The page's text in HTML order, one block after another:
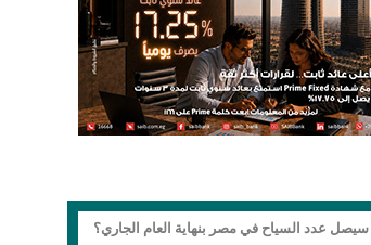
عدد السياح في مصر بنهاية العام الجاري؟